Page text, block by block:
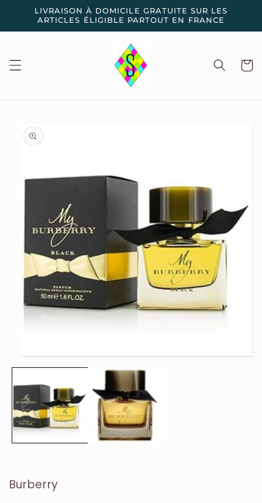
passer
contenu
LIVRAISON À DOMICILE GRATUITE SUR LES
ARTICLES ÉLIGIBLE PARTOUT EN FRANCE
Panier
Passer aux
informations
produits
le
1
dans
une
fenêtre
modale
Burberry